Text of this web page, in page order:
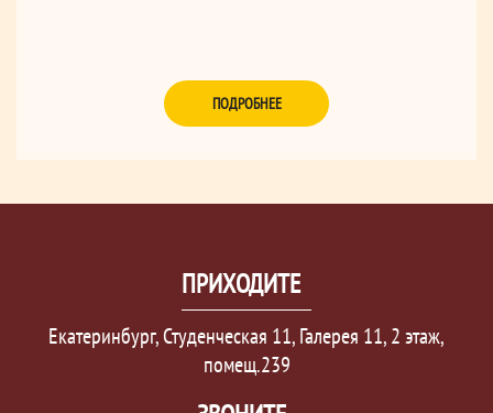
ПОДРОБНЕЕ
ПРИХОДИТЕ
Екатеринбург, Студенческая 11, Галерея 11, 2 этаж,
помещ.239